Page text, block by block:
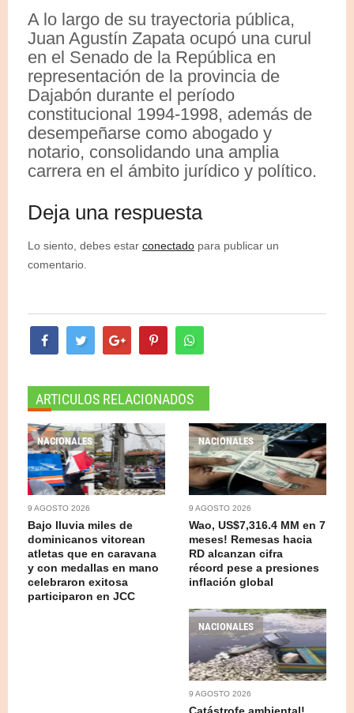
A lo largo de su trayectoria pública,
Juan Agustín Zapata ocupó una curul
en el Senado de la República en
representación de la provincia de
Dajabón durante el período
constitucional 1994-1998, además de
desempeñarse como abogado y
notario, consolidando una amplia
carrera en el ámbito jurídico y político.
Deja una respuesta
Lo siento, debes estar conectado para publicar un
comentario.
ARTICULOS RELACIONADOS
NACIONALES
9 AGOSTO 2026
Bajo lluvia miles de
dominicanos vitorean
atletas que en caravana
y con medallas en mano
celebraron exitosa
participaron en JCC
NACIONALES
9 AGOSTO 2026
Wao, US$7,316.4 MM en 7
meses! Remesas hacia
RD alcanzan cifra
récord pese a presiones
inflación global
NACIONALES
9 AGOSTO 2026